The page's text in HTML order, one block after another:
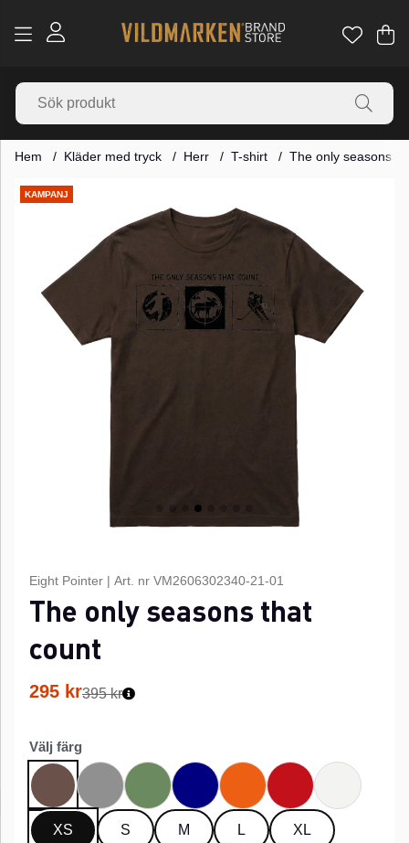
.
Hem Kläder med tryck Herr T-shirt The only seasons
KAMPANJ
Produktbilder
Eight Pointer | Art. nr VM2606302340-21-01
The only seasons that
count
295 kr395 kr
Välj färg
Brun
Grå Grön MarinblåOrangeRöd Vit
XS S M L XL